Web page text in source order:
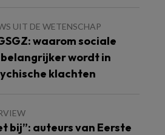
UIT DE WETENSCHAP
waarom sociale
wordt in
klachten
bij”: auteurs van Eerste